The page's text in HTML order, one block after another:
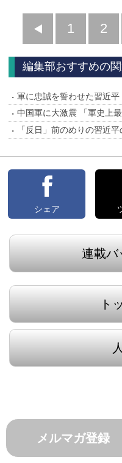
前
へ
1 2
編集部おすすめの
軍に忠誠を誓わせた習近
中国軍に大激震 「軍史上
「反日」前のめりの習近
シェア
連載バ
ト
メルマガ登録